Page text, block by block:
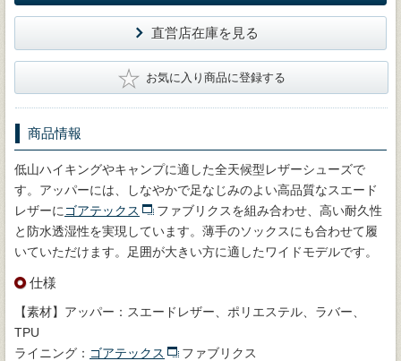
直営店在庫を見る
★ お気に入り商品に登録する
商品情報
低山ハイキングやキャンプに適した全天候型レザーシューズで
す。アッパーには、しなやかで足なじみのよい高品質なスエード
レザーに ゴアテックス
ファブリクスを組み合わせ、高い耐久性
と防水透湿性を実現しています。薄手のソックスにも合わせて履
いていただけます。足囲が大きい方に適したワイドモデルです。
仕様
【素材】アッパー：スエードレザー、ポリエステル、ラバー、
TPU
ライニング： ゴアテックス
ファブリクス